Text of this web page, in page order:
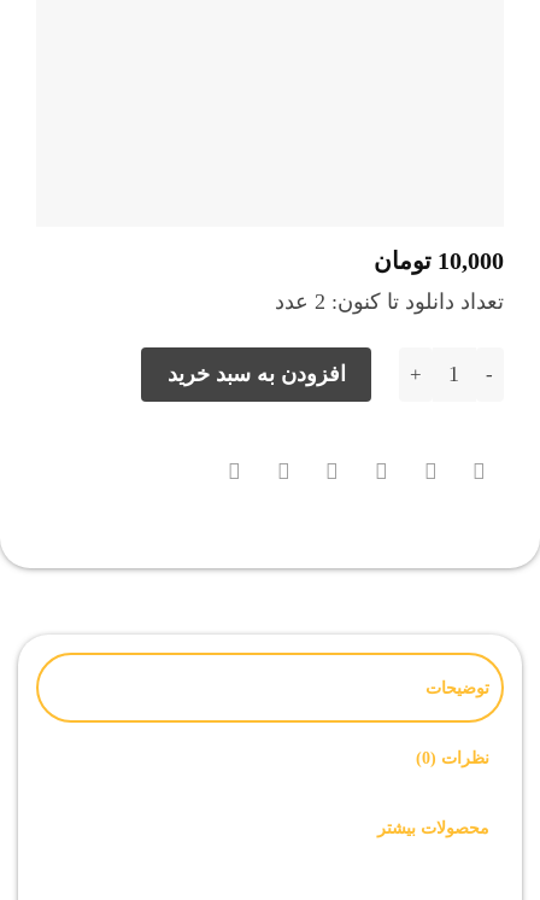
10,000 تومان
تعداد دانلود تا کنون: 2 عدد
افزودن به سبد خرید
توضیحات
نظرات (0)
محصولات بیشتر